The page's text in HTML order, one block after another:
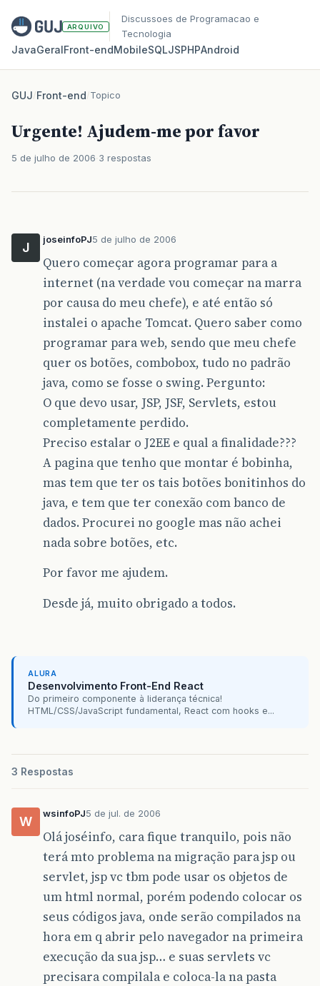
ARQUIVO
Discussoes de Programacao e
Tecnologia
JavaGeralFront‑endMobileSQLJSPHPAndroid
GUJ/Front-end/Topico
Urgente! Ajudem-me por favor
5 de julho de 2006 3 respostas
J
joseinfoPJ5 de julho de 2006
Quero começar agora programar para a
internet (na verdade vou começar na marra
por causa do meu chefe), e até então só
instalei o apache Tomcat. Quero saber como
programar para web, sendo que meu chefe
quer os botões, combobox, tudo no padrão
java, como se fosse o swing. Pergunto:
O que devo usar, JSP, JSF, Servlets, estou
completamente perdido.
Preciso estalar o J2EE e qual a finalidade???
A pagina que tenho que montar é bobinha,
mas tem que ter os tais botões bonitinhos do
java, e tem que ter conexão com banco de
dados. Procurei no google mas não achei
nada sobre botões, etc.
Por favor me ajudem.
Desde já, muito obrigado a todos.
ALURA
Desenvolvimento Front-End React
Do primeiro componente à liderança técnica!
HTML/CSS/JavaScript fundamental, React com hooks e...
3 Respostas
W
wsinfoPJ5 de jul. de 2006
Olá joséinfo, cara fique tranquilo, pois não
terá mto problema na migração para jsp ou
servlet, jsp vc tbm pode usar os objetos de
um html normal, porém podendo colocar os
seus códigos java, onde serão compilados na
hora em q abrir pelo navegador na primeira
execução da sua jsp… e suas servlets vc
precisara compilala e coloca-la na pasta